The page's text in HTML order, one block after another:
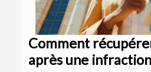
Comment
après une